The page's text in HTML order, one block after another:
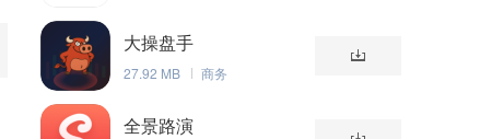
大操盘手
27.92 MB 商务
全景路演